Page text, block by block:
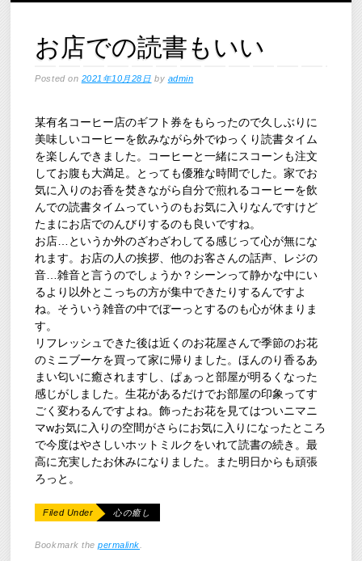
お店での読書もいい
Posted on 2021年10月28日 by admin
某有名コーヒー店のギフト券をもらったので久しぶりに
美味しいコーヒーを飲みながら外でゆっくり読書タイム
を楽しんできました。コーヒーと一緒にスコーンも注文
してお腹も大満足。とっても優雅な時間でした。家でお
気に入りのお香を焚きながら自分で煎れるコーヒーを飲
んでの読書タイムっていうのもお気に入りなんですけど
たまにお店でのんびりするのも良いですね。
お店…というか外のざわざわしてる感じって心が無にな
れます。お店の人の挨拶、他のお客さんの話声、レジの
音…雑音と言うのでしょうか？シーンって静かな中にい
るより以外とこっちの方が集中できたりするんですよ
ね。そういう雑音の中でぼーっとするのも心が休まりま
す。
リフレッシュできた後は近くのお花屋さんで季節のお花
のミニブーケを買って家に帰りました。ほんのり香るあ
まい匂いに癒されますし、ぱぁっと部屋が明るくなった
感じがしました。生花があるだけでお部屋の印象ってす
ごく変わるんですよね。飾ったお花を見てはついニマニ
マwお気に入りの空間がさらにお気に入りになったところ
で今度はやさしいホットミルクをいれて読書の続き。最
高に充実したお休みになりました。また明日からも頑張
ろっと。
Filed Under 心の癒し
Bookmark thepermalink.